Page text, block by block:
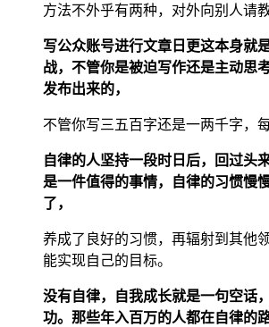
方法不外乎有两种，对外向别人请
写公众账号进行文章日更这本身就
战，不管你是被迫写作还是主动思
发布出来的，
不管你写三五百字还是一两千字，
自律的人坚持一段时日后，回过头
是一件值得的事情，自律的习惯慢
了，
养成了良好的习惯，再辐射到其他
能实现自己的目标。
没有自律，自我成长就是一句空话
功。那些年入百万的人都在自律的